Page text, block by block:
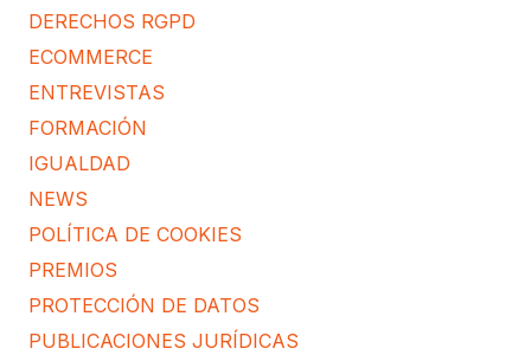
DERECHOS RGPD
ECOMMERCE
ENTREVISTAS
FORMACIÓN
IGUALDAD
NEWS
POLÍTICA DE COOKIES
PREMIOS
PROTECCIÓN DE DATOS
PUBLICACIONES JURÍDICAS